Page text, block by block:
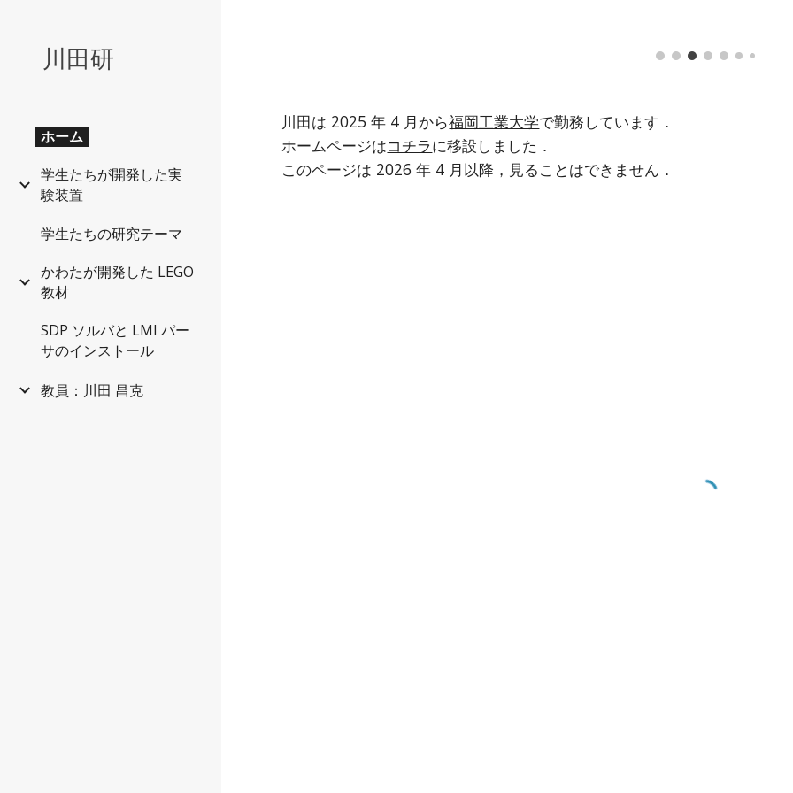
川田研
ホーム
学生たちが開発した実
験装置
学生たちの研究テーマ
かわたが開発した LEGO
教材
SDP ソルバと LMI パー
サのインストール
教員：川田 昌克
川田は 2025 年 4 月から福岡工業大学で勤務しています．
ホームページはコチラに移設しました．
このページは 2026 年 4 月以降，見ることはできません．